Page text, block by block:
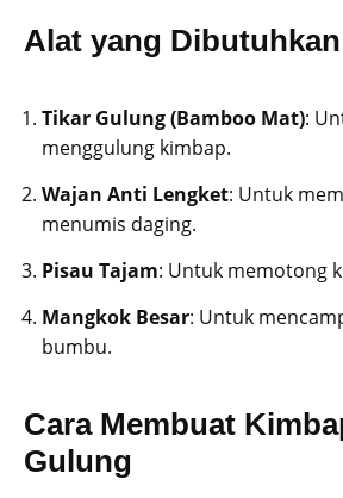
Alat yang Dibutuhkan
Tikar Gulung (Bamboo Mat):
menggulung kimbap.
Wajan Anti Lengket: Untuk
menumis daging.
Pisau Tajam: Untuk memotong
Mangkok Besar: Untuk
bumbu.
Cara Membuat
Gulung